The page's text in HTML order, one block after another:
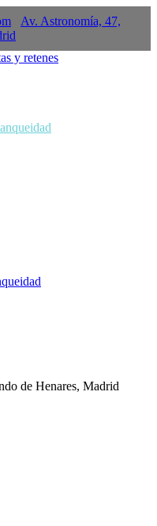
Av. Astronomía, 47,
de Henares, Madrid